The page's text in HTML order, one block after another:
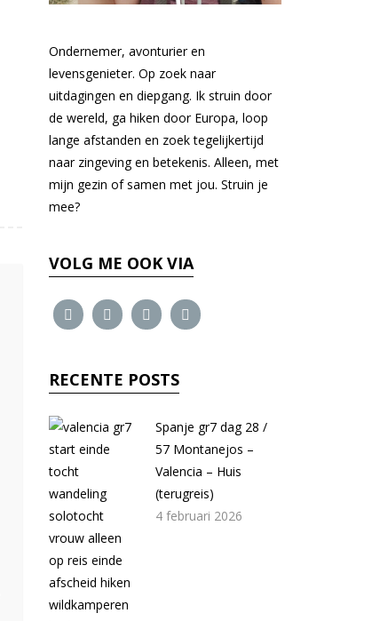
Ondernemer, avonturier en
levensgenieter. Op zoek naar
uitdagingen en diepgang. Ik struin door
de wereld, ga hiken door Europa, loop
lange afstanden en zoek tegelijkertijd
naar zingeving en betekenis. Alleen, met
mijn gezin of samen met jou. Struin je
mee?
VOLG ME OOK VIA
RECENTE POSTS
Spanje gr7 dag 28 /
57 Montanejos –
Valencia – Huis
(terugreis)
4 februari 2026